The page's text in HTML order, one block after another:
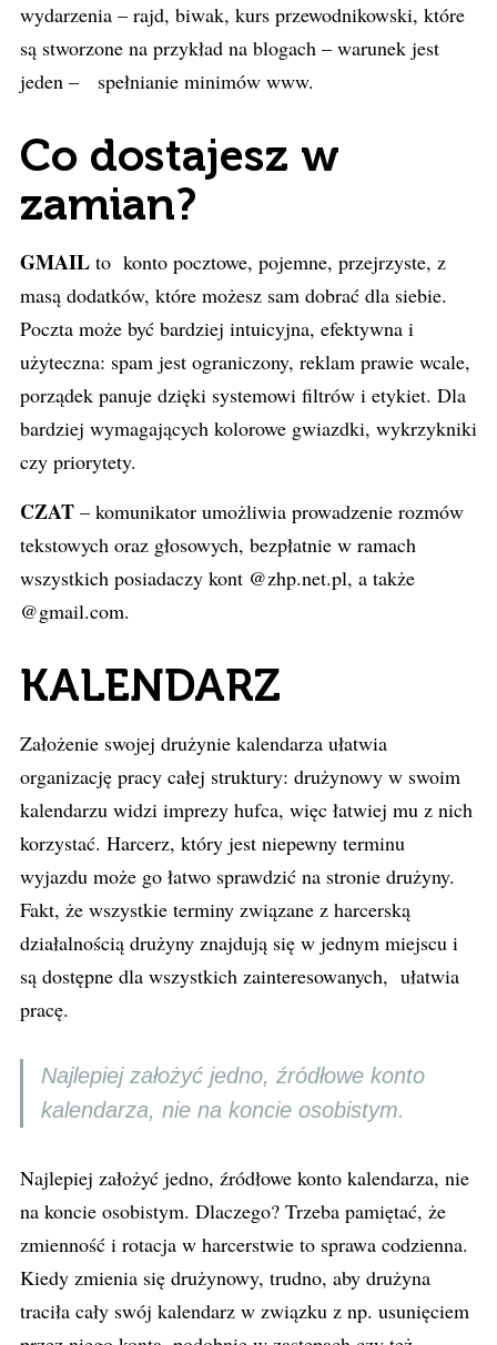
wydarzenia – rajd, biwak, kurs przewodnikowski, które
są stworzone na przykład na blogach – warunek jest
jeden – spełnianie minimów www.
Co dostajesz w
zamian?
GMAIL to konto pocztowe, pojemne, przejrzyste, z
masą dodatków, które możesz sam dobrać dla siebie.
Poczta może być bardziej intuicyjna, efektywna i
użyteczna: spam jest ograniczony, reklam prawie wcale,
porządek panuje dzięki systemowi filtrów i etykiet. Dla
bardziej wymagających kolorowe gwiazdki, wykrzykniki
czy priorytety.
CZAT – komunikator umożliwia prowadzenie rozmów
tekstowych oraz głosowych, bezpłatnie w ramach
wszystkich posiadaczy kont @zhp.net.pl, a także
@gmail.com.
KALENDARZ
Założenie swojej drużynie kalendarza ułatwia
organizację pracy całej struktury: drużynowy w swoim
kalendarzu widzi imprezy hufca, więc łatwiej mu z nich
korzystać. Harcerz, który jest niepewny terminu
wyjazdu może go łatwo sprawdzić na stronie drużyny.
Fakt, że wszystkie terminy związane z harcerską
działalnością drużyny znajdują się w jednym miejscu i
są dostępne dla wszystkich zainteresowanych, ułatwia
pracę.
Najlepiej założyć jedno, źródłowe konto
kalendarza, nie na koncie osobistym.
Najlepiej założyć jedno, źródłowe konto kalendarza, nie
na koncie osobistym. Dlaczego? Trzeba pamiętać, że
zmienność i rotacja w harcerstwie to sprawa codzienna.
Kiedy zmienia się drużynowy, trudno, aby drużyna
traciła cały swój kalendarz w związku z np. usunięciem